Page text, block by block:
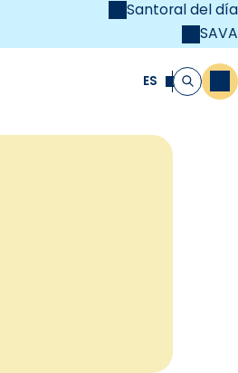
Santoral del día
SAVA
ES Buscar